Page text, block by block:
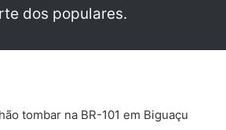
dos populares.